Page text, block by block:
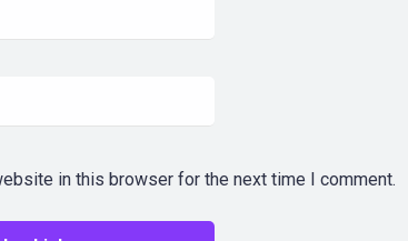
in this browser for the next time I comment.